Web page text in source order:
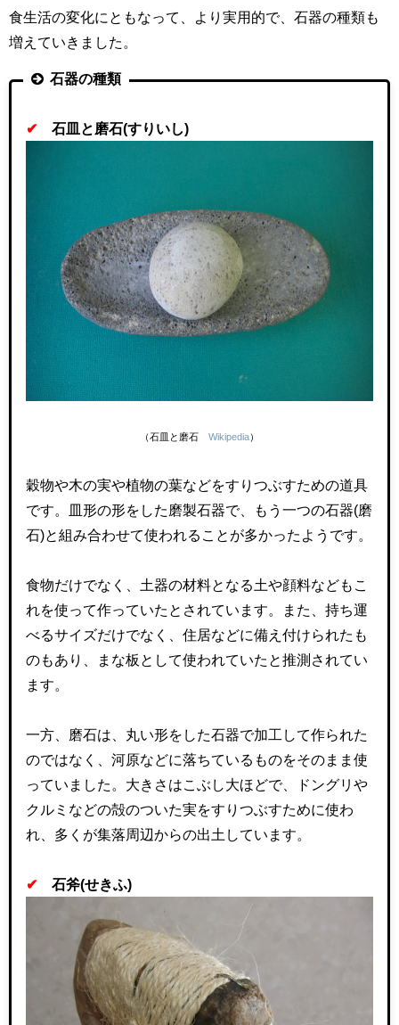
食生活の変化にともなって、より実用的で、石器の種類も
増えていきました。
石器の種類
✔ 石皿と磨石(すりいし)
（石皿と磨石 Wikipedia）
穀物や木の実や植物の葉などをすりつぶすための道具
です。皿形の形をした磨製石器で、もう一つの石器(磨
石)と組み合わせて使われることが多かったようです。
食物だけでなく、土器の材料となる土や顔料などもこ
れを使って作っていたとされています。また、持ち運
べるサイズだけでなく、住居などに備え付けられたも
のもあり、まな板として使われていたと推測されてい
ます。
一方、磨石は、丸い形をした石器で加工して作られた
のではなく、河原などに落ちているものをそのまま使
っていました。大きさはこぶし大ほどで、ドングリや
クルミなどの殻のついた実をすりつぶすために使わ
れ、多くが集落周辺からの出土しています。
✔ 石斧(せきふ)